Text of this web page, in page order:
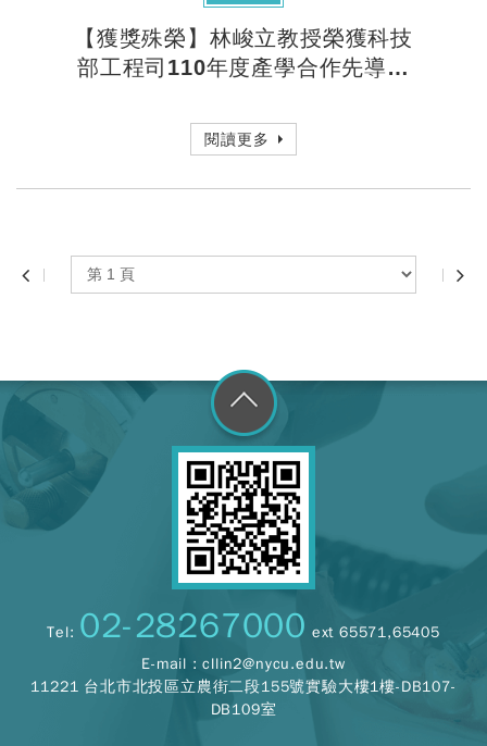
【獲獎殊榮】林峻立教授榮獲科技
部工程司110年度產學合作先導開
閱讀更多
go to top
Tel: 02-28267000 ext 65571,65405
E-mail :cllin2@nycu.edu.tw
11221 台北市北投區立農街二段155號實驗大樓1樓-DB107-
DB109室